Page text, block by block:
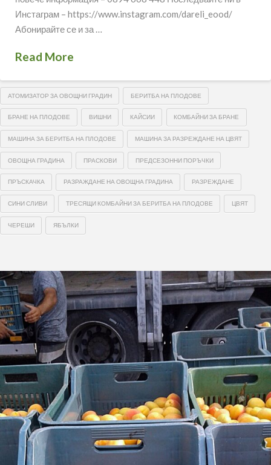
Инстаграм – https://www.instagram.com/dareli_eood/
Абонирайте се и за …
Read More
АТОМИЗАТОР ЗА ОВОЩНИ ГРАДИН БЕРИТБА НА ПЛОДОВЕ
БРАНЕ НА ПЛОДОВЕ ВИШНИ КАЙСИИ КОМБАЙНИ ЗА БРАНЕ
МАШИНА ЗА БЕРИТБА НА ПЛОДОВЕ МАШИНА ЗА РАЗРЕЖДАНЕ НА ЦВЯТ
ОВОЩНА ГРАДИНА ПРАСКОВИ ПРЕДСЕЗОННИ ПОРЪЧКИ
ПРЪСКАЧКА РАЗРАЖДАНЕ НА ОВОЩНА ГРАДИНА РАЗРЕЖДАНЕ
СИНИ СЛИВИ ТРЕСЯЩИ КОМБАЙНИ ЗА БЕРИТБА НА ПЛОДОВЕ ЦВЯТ
ЧЕРЕШИ ЯБЪЛКИ